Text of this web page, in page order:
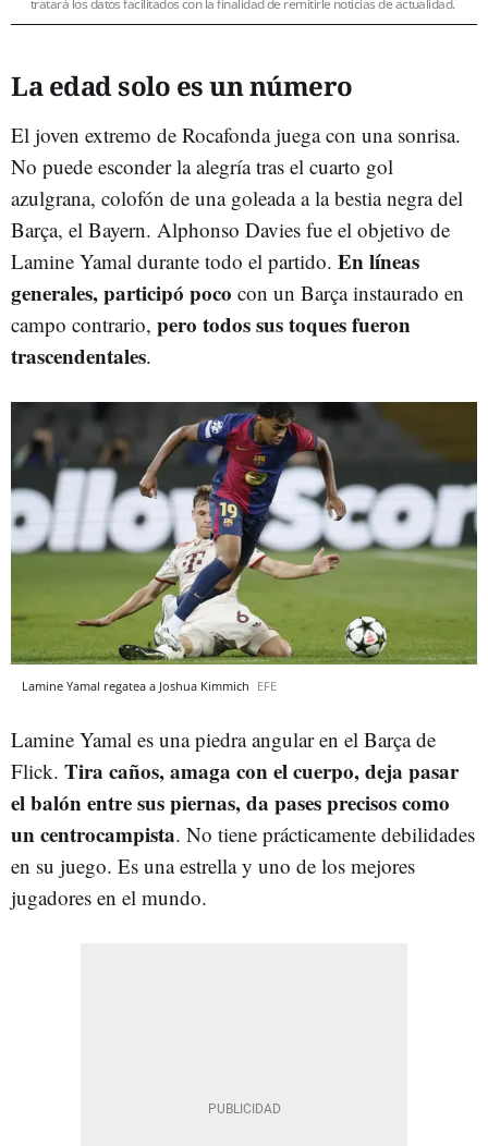
tratará los datos facilitados con la finalidad de remitirle noticias de actualidad.
La edad solo es un número
El joven extremo de Rocafonda juega con una sonrisa.
No puede esconder la alegría tras el cuarto gol
azulgrana, colofón de una goleada a la bestia negra del
Barça, el Bayern. Alphonso Davies fue el objetivo de
Lamine Yamal durante todo el partido. En líneas
generales, participó poco con un Barça instaurado en
campo contrario, pero todos sus toques fueron
trascendentales.
Lamine Yamal regatea a Joshua Kimmich EFE
Lamine Yamal es una piedra angular en el Barça de
Flick. Tira caños, amaga con el cuerpo, deja pasar
el balón entre sus piernas, da pases precisos como
un centrocampista. No tiene prácticamente debilidades
en su juego. Es una estrella y uno de los mejores
jugadores en el mundo.